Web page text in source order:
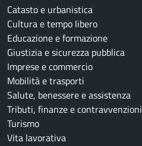
Catasto e urbanistica
Cultura e tempo libero
Educazione e formazione
Giustizia e sicurezza pubblica
Imprese e commercio
Mobilità e trasporti
Salute, benessere e assistenza
Tributi, finanze e contravvenzioni
Turismo
Vita lavorativa